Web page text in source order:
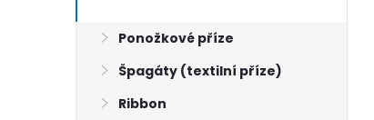
Ponožkové příze
Špagáty (textilní příze)
Ribbon